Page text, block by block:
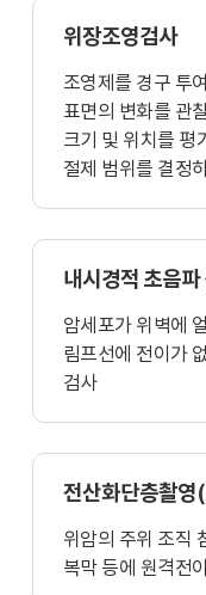
위장조영검사
조영제를 경구 투
표면의 변화를 관
크기 및 위치를 평
절제 범위를 결정
내시경적 초음파
암세포가 위벽에
림프선에 전이가
검사
전산화단층촬영
위암의 주위 조직
복막 등에 원격전